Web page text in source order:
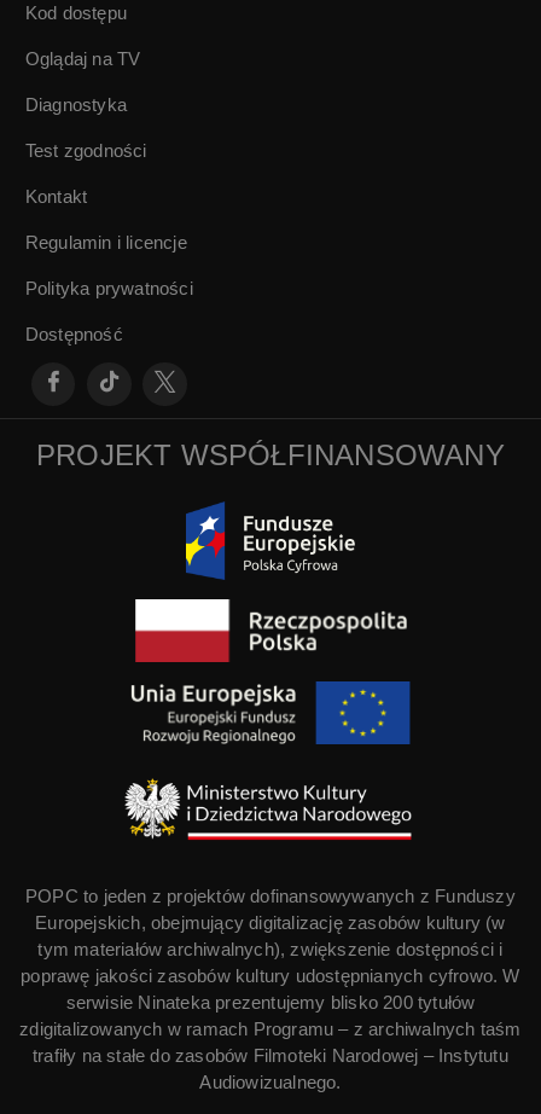
Kod dostępu
Oglądaj na TV
Diagnostyka
Test zgodności
Kontakt
Regulamin i licencje
Polityka prywatności
Dostępność
PROJEKT WSPÓŁFINANSOWANY
POPC to jeden z projektów dofinansowywanych z Funduszy
Europejskich, obejmujący digitalizację zasobów kultury (w
tym materiałów archiwalnych), zwiększenie dostępności i
poprawę jakości zasobów kultury udostępnianych cyfrowo. W
serwisie Ninateka prezentujemy blisko 200 tytułów
zdigitalizowanych w ramach Programu – z archiwalnych taśm
trafiły na stałe do zasobów Filmoteki Narodowej – Instytutu
Audiowizualnego.